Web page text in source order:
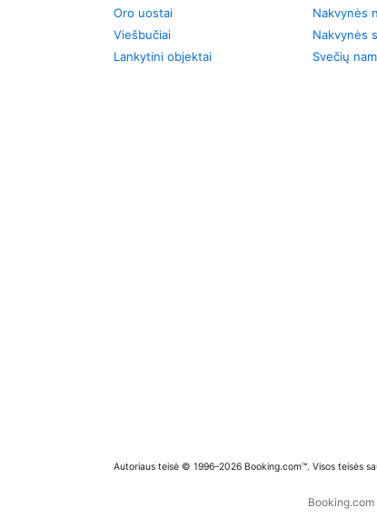
Oro uostai
Viešbučiai
Lankytini objektai
Nakvynės
Nakvynės
Svečių
Autoriaus teisė © 1996–2026 Booking.com™. Visos teisės